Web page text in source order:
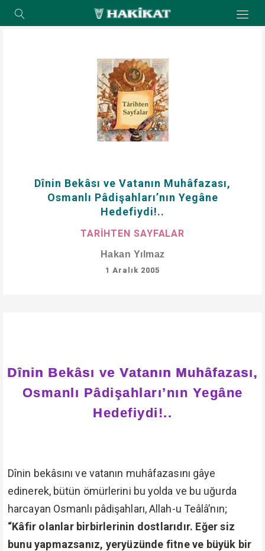
Dînin Bekâsı ve Vatanın Muhâfazası,
Osmanlı Pâdişahları’nın Yegâne
Hedefiydi!..
TARİHTEN SAYFALAR
Hakan Yılmaz
1 Aralık 2005
Dînin Bekâsı ve Vatanın Muhâfazası,
Osmanlı Pâdişahları’nın Yegâne
Hedefiydi!..
Dînin bekâsını ve vatanın muhâfazasını gâye
edinerek, bütün ömürlerini bu yolda ve bu uğurda
harcayan Osmanlı pâdişahları, Allah-u Teâlâ’nın;
“Kâfir olanlar birbirlerinin dostlarıdır. Eğer siz
bunu yapmazsanız, yeryüzünde fitne ve büyük bir